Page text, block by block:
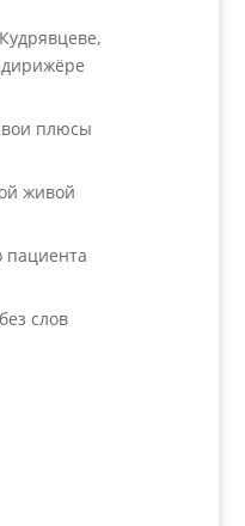
дирижёре
плюсы
живой
пациента
слов